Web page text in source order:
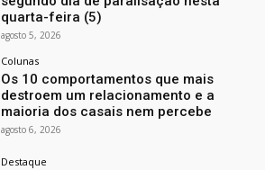
quarta-feira (5)
agosto 5, 2026
Colunas
Os 10 comportamentos que mais
destroem um relacionamento e a
maioria dos casais nem percebe
agosto 6, 2026
Destaque